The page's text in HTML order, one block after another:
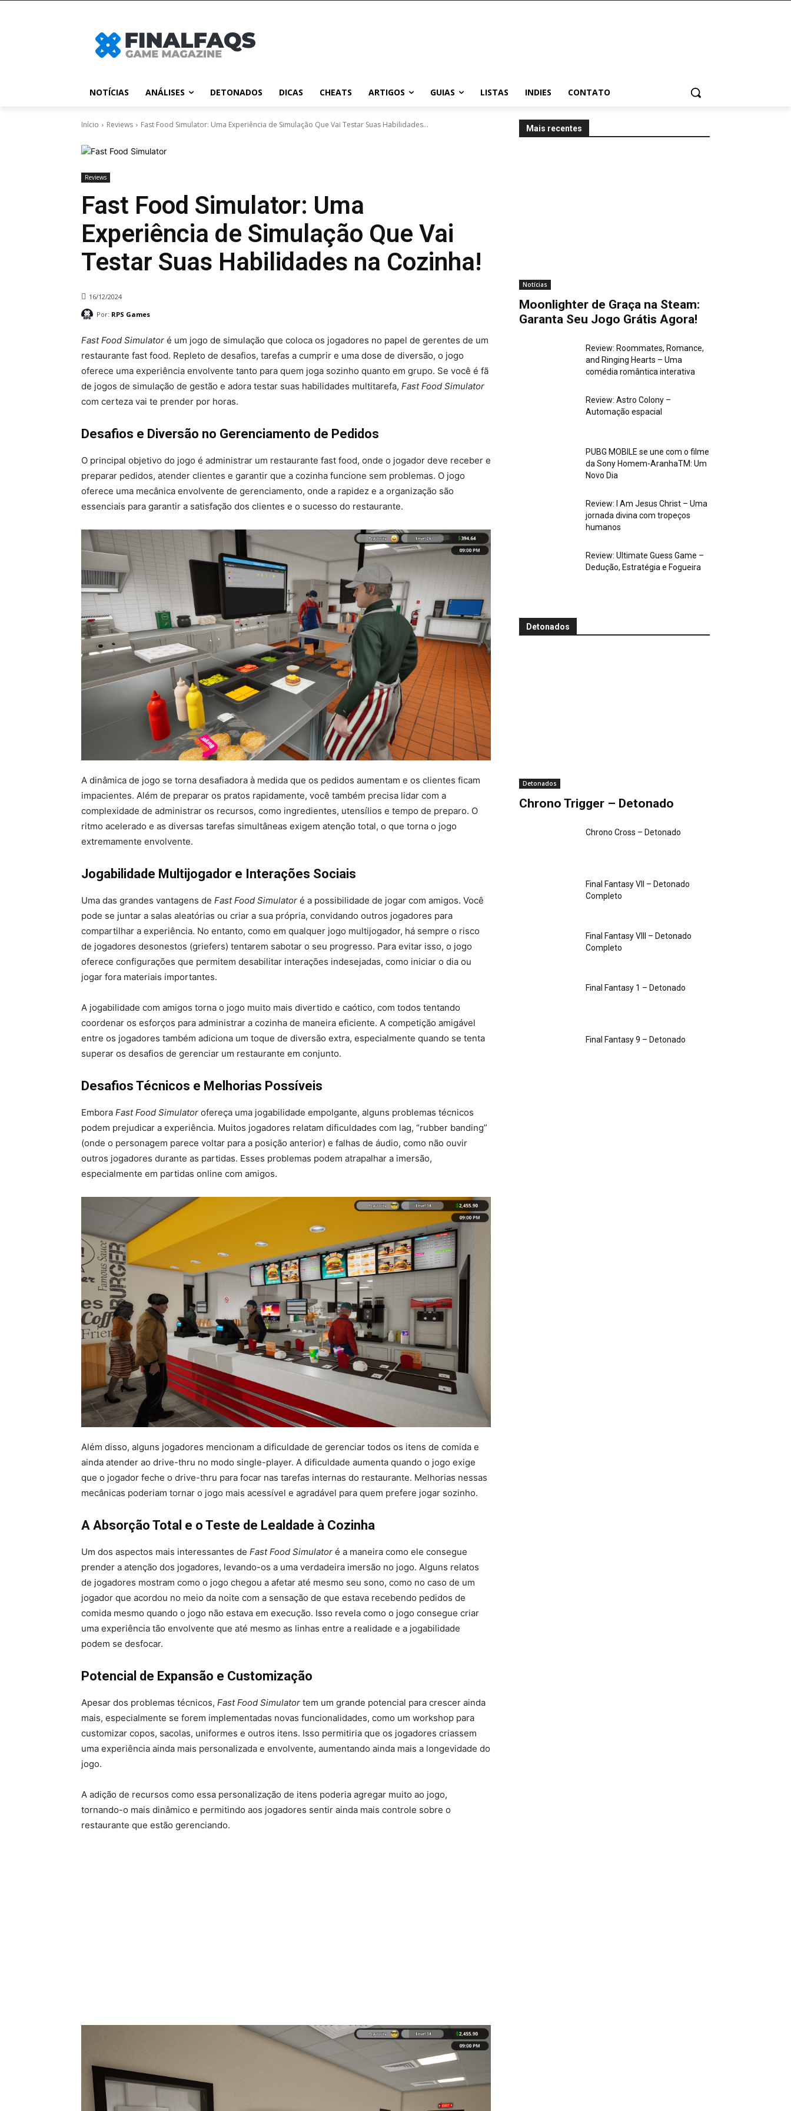
NOTÍCIAS ANÁLISES DETONADOS DICAS CHEATS ARTIGOS GUIAS LISTAS INDIES CONTATO
Início Reviews Fast Food Simulator: Uma Experiência de Simulação Que Vai Testar Suas Habilidades...
Reviews
Fast Food Simulator: Uma
Experiência de Simulação Que Vai
Testar Suas Habilidades na Cozinha!
16/12/2024
Por: RPS Games
Fast Food Simulator é um jogo de simulação que coloca os jogadores no papel de gerentes de um
restaurante fast food. Repleto de desafios, tarefas a cumprir e uma dose de diversão, o jogo
oferece uma experiência envolvente tanto para quem joga sozinho quanto em grupo. Se você é fã
de jogos de simulação de gestão e adora testar suas habilidades multitarefa, Fast Food Simulator
com certeza vai te prender por horas.
Desafios e Diversão no Gerenciamento de Pedidos
O principal objetivo do jogo é administrar um restaurante fast food, onde o jogador deve receber e
preparar pedidos, atender clientes e garantir que a cozinha funcione sem problemas. O jogo
oferece uma mecânica envolvente de gerenciamento, onde a rapidez e a organização são
essenciais para garantir a satisfação dos clientes e o sucesso do restaurante.
A dinâmica de jogo se torna desafiadora à medida que os pedidos aumentam e os clientes ficam
impacientes. Além de preparar os pratos rapidamente, você também precisa lidar com a
complexidade de administrar os recursos, como ingredientes, utensílios e tempo de preparo. O
ritmo acelerado e as diversas tarefas simultâneas exigem atenção total, o que torna o jogo
extremamente envolvente.
Jogabilidade Multijogador e Interações Sociais
Uma das grandes vantagens de Fast Food Simulator é a possibilidade de jogar com amigos. Você
pode se juntar a salas aleatórias ou criar a sua própria, convidando outros jogadores para
compartilhar a experiência. No entanto, como em qualquer jogo multijogador, há sempre o risco
de jogadores desonestos (griefers) tentarem sabotar o seu progresso. Para evitar isso, o jogo
oferece configurações que permitem desabilitar interações indesejadas, como iniciar o dia ou
jogar fora materiais importantes.
A jogabilidade com amigos torna o jogo muito mais divertido e caótico, com todos tentando
coordenar os esforços para administrar a cozinha de maneira eficiente. A competição amigável
entre os jogadores também adiciona um toque de diversão extra, especialmente quando se tenta
superar os desafios de gerenciar um restaurante em conjunto.
Desafios Técnicos e Melhorias Possíveis
Embora Fast Food Simulator ofereça uma jogabilidade empolgante, alguns problemas técnicos
podem prejudicar a experiência. Muitos jogadores relatam dificuldades com lag, “rubber banding”
(onde o personagem parece voltar para a posição anterior) e falhas de áudio, como não ouvir
outros jogadores durante as partidas. Esses problemas podem atrapalhar a imersão,
especialmente em partidas online com amigos.
Além disso, alguns jogadores mencionam a dificuldade de gerenciar todos os itens de comida e
ainda atender ao drive-thru no modo single-player. A dificuldade aumenta quando o jogo exige
que o jogador feche o drive-thru para focar nas tarefas internas do restaurante. Melhorias nessas
mecânicas poderiam tornar o jogo mais acessível e agradável para quem prefere jogar sozinho.
A Absorção Total e o Teste de Lealdade à Cozinha
Um dos aspectos mais interessantes de Fast Food Simulator é a maneira como ele consegue
prender a atenção dos jogadores, levando-os a uma verdadeira imersão no jogo. Alguns relatos
de jogadores mostram como o jogo chegou a afetar até mesmo seu sono, como no caso de um
jogador que acordou no meio da noite com a sensação de que estava recebendo pedidos de
comida mesmo quando o jogo não estava em execução. Isso revela como o jogo consegue criar
uma experiência tão envolvente que até mesmo as linhas entre a realidade e a jogabilidade
podem se desfocar.
Potencial de Expansão e Customização
Apesar dos problemas técnicos, Fast Food Simulator tem um grande potencial para crescer ainda
mais, especialmente se forem implementadas novas funcionalidades, como um workshop para
customizar copos, sacolas, uniformes e outros itens. Isso permitiria que os jogadores criassem
uma experiência ainda mais personalizada e envolvente, aumentando ainda mais a longevidade do
jogo.
A adição de recursos como essa personalização de itens poderia agregar muito ao jogo,
tornando-o mais dinâmico e permitindo aos jogadores sentir ainda mais controle sobre o
restaurante que estão gerenciando.
Mais recentes
Notícias
Moonlighter de Graça na Steam:
Garanta Seu Jogo Grátis Agora!
Review: Roommates, Romance,
and Ringing Hearts – Uma
comédia romântica interativa
Review: Astro Colony –
Automação espacial
PUBG MOBILE se une com o filme
da Sony Homem-AranhaTM: Um
Novo Dia
Review: I Am Jesus Christ – Uma
jornada divina com tropeços
humanos
Review: Ultimate Guess Game –
Dedução, Estratégia e Fogueira
Detonados
Detonados
Chrono Trigger – Detonado
Chrono Cross – Detonado
Final Fantasy VII – Detonado
Completo
Final Fantasy VIII – Detonado
Completo
Final Fantasy 1 – Detonado
Final Fantasy 9 – Detonado